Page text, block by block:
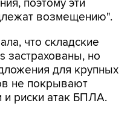
что складские
для крупных
не покрывают
и риски атак БПЛА.
разработала